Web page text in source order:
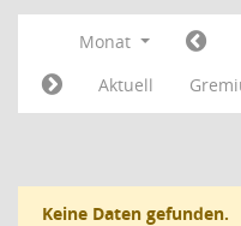
Monat
Aktuell
Keine Daten gefunden.